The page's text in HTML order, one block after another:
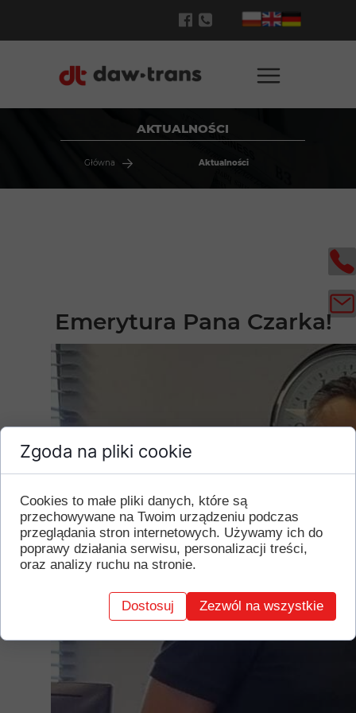
Aktualności
Główna
AKTUALNOŚCI
Emerytura Pana Czarka!
Panie Czarku!
Ach, w końcu emerytura
Dziękujemy za te wszystkie lata z nami!
Za nietuzinkowe poczucie humoru,
Po stokroć dzięki! Do zobaczenia!
Zgoda na pliki cookie
Cookies to małe pliki danych, które są
przechowywane na Twoim urządzeniu podczas
przeglądania stron internetowych. Używamy ich do
poprawy działania serwisu, personalizacji treści,
oraz analizy ruchu na stronie.
Dostosuj Zezwól na wszystkie